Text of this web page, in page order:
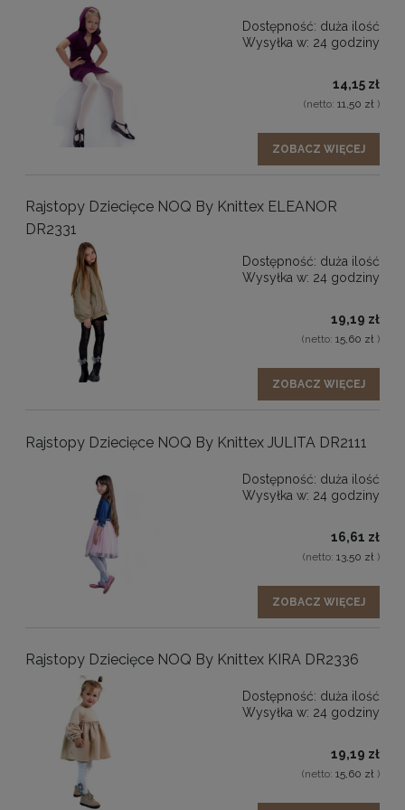
komfort noszenia.
Rajstopy dziecięce z wiskozy na różne pory
Rajstopy wiskozowe na wiosnę i lato
idealnym wyborem na cieplejsze dni. Doskonale
sprawdzają się wiosną i latem jako uzupełnienie sukienek,
spódniczek oraz lekkich stylizacji.
Rajstopy z wiskozy na okres przejściowy
W okresach przejściowych rajstopy wiskozowe
zapewniają odpowiedni komfort termiczny – chronią
przed chłodem, jednocześnie nie powodując
przegrzewania. To uniwersalne rozwiązanie na zmienne
Rajstopy dziecięce z wiskozy – estetyka i
uniwersalność
Klasyczne rajstopy z wiskozy
Gładkie rajstopy dziecięce z wiskozy w klasycznych
kolorach, takich jak biały, ecru, szary, granatowy czy
eleganckich stylizacji.
Wzorzyste i dekoracyjne rajstopy wiskozowe
W ofercie dostępne są także rajstopy dziecięce z wiskozy
z delikatnymi wzorami, prążkami lub subtelnymi
zdobieniami. To propozycja dla dzieci, które lubią
połączenie wygody z estetycznym wyglądem.
Dostępność: duża ilość
Wysyłka w: 24 godziny
14,15 zł
(netto: 11,50 zł )
ZOBACZ WIĘCEJ
Rajstopy Dziecięce NOQ By Knittex ELEANOR
DR2331
Dostępność: duża ilość
Wysyłka w: 24 godziny
19,19 zł
(netto: 15,60 zł )
ZOBACZ WIĘCEJ
Rajstopy Dziecięce NOQ By Knittex JULITA DR2111
Dostępność: duża ilość
Wysyłka w: 24 godziny
16,61 zł
(netto: 13,50 zł )
ZOBACZ WIĘCEJ
Rajstopy Dziecięce NOQ By Knittex KIRA DR2336
Dostępność: duża ilość
Wysyłka w: 24 godziny
19,19 zł
(netto: 15,60 zł )